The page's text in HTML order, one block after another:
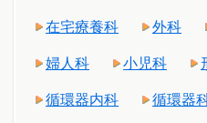
在宅療養科 外科
婦人科 小児科
循環器内科 循環器